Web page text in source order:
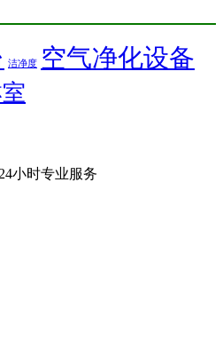
洁净度 空气净化设备
小时专业服务